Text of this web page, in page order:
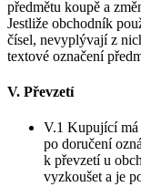
předmětu koupě a
Jestliže obchodník
čísel, nevyplývají z
textové označení
V. Převzetí
V.1 Kupující má
po doručení
k převzetí u
vyzkoušet a je